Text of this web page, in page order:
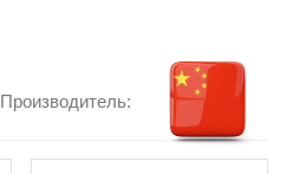
Производитель: